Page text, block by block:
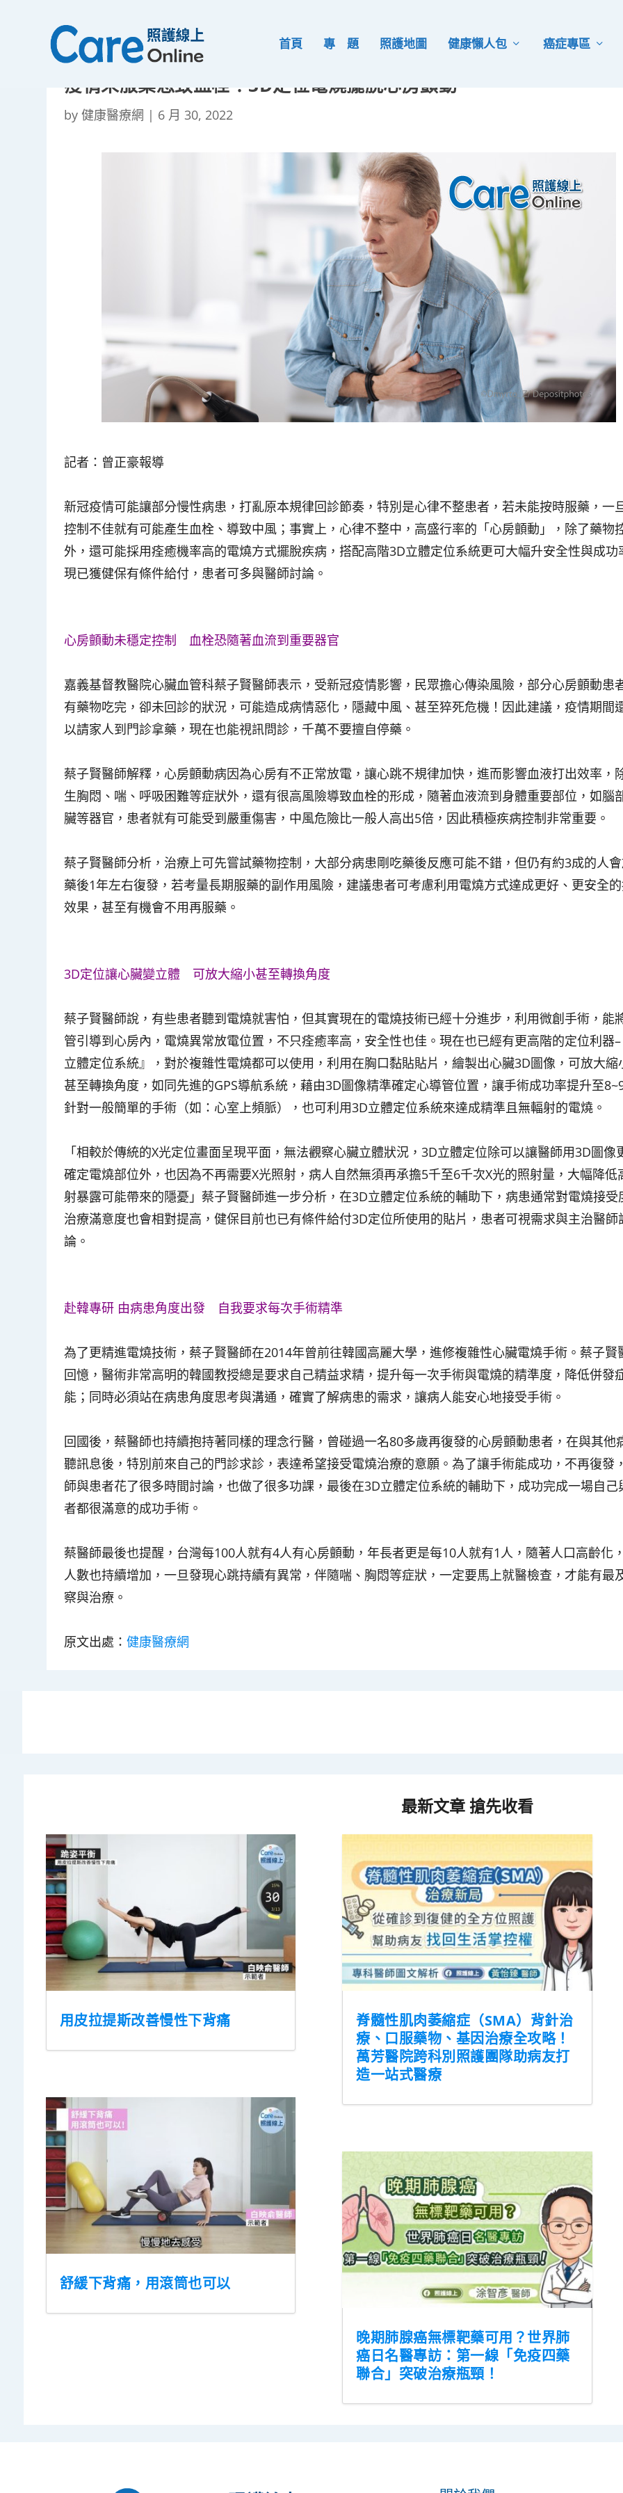
首頁 專 題 照護地圖 健康懶人包 癌症專區
疫情未服藥恐致血栓！3D定位電燒擺脫心房顫動
by健康醫療網 | 6 月 30, 2022
記者：曾正豪報導
新冠疫情可能讓部分慢性病患，打亂原本規律回診節奏，特別是心律不整患者，若未能按時服藥，一
控制不佳就有可能產生血栓、導致中風；事實上，心律不整中，高盛行率的「心房顫動」，除了藥物
外，還可能採用痊癒機率高的電燒方式擺脫疾病，搭配高階3D立體定位系統更可大幅升安全性與成功
現已獲健保有條件給付，患者可多與醫師討論。
心房顫動未穩定控制 血栓恐隨著血流到重要器官
嘉義基督教醫院心臟血管科蔡子賢醫師表示，受新冠疫情影響，民眾擔心傳染風險，部分心房顫動患
有藥物吃完，卻未回診的狀況，可能造成病情惡化，隱藏中風、甚至猝死危機！因此建議，疫情期間
以請家人到門診拿藥，現在也能視訊問診，千萬不要擅自停藥。
蔡子賢醫師解釋，心房顫動病因為心房有不正常放電，讓心跳不規律加快，進而影響血液打出效率，
生胸悶、喘、呼吸困難等症狀外，還有很高風險導致血栓的形成，隨著血液流到身體重要部位，如腦
臟等器官，患者就有可能受到嚴重傷害，中風危險比一般人高出5倍，因此積極疾病控制非常重要。
蔡子賢醫師分析，治療上可先嘗試藥物控制，大部分病患剛吃藥後反應可能不錯，但仍有約3成的人
藥後1年左右復發，若考量長期服藥的副作用風險，建議患者可考慮利用電燒方式達成更好、更安全
效果，甚至有機會不用再服藥。
3D定位讓心臟變立體 可放大縮小甚至轉換角度
蔡子賢醫師說，有些患者聽到電燒就害怕，但其實現在的電燒技術已經十分進步，利用微創手術，能
管引導到心房內，電燒異常放電位置，不只痊癒率高，安全性也佳。現在也已經有更高階的定位利器
立體定位系統』，對於複雜性電燒都可以使用，利用在胸口黏貼貼片，繪製出心臟3D圖像，可放大縮
甚至轉換角度，如同先進的GPS導航系統，藉由3D圖像精準確定心導管位置，讓手術成功率提升至
針對一般簡單的手術（如：心室上頻脈），也可利用3D立體定位系統來達成精準且無輻射的電燒。
「相較於傳統的X光定位畫面呈現平面，無法觀察心臟立體狀況，3D立體定位除可以讓醫師用3D圖像
確定電燒部位外，也因為不再需要X光照射，病人自然無須再承擔5千至6千次X光的照射量，大幅降低
射暴露可能帶來的隱憂」蔡子賢醫師進一步分析，在3D立體定位系統的輔助下，病患通常對電燒接受
治療滿意度也會相對提高，健保目前也已有條件給付3D定位所使用的貼片，患者可視需求與主治醫師
論。
赴韓專研 由病患角度出發 自我要求每次手術精準
為了更精進電燒技術，蔡子賢醫師在2014年曾前往韓國高麗大學，進修複雜性心臟電燒手術。蔡子賢
回憶，醫術非常高明的韓國教授總是要求自己精益求精，提升每一次手術與電燒的精準度，降低併發
能；同時必須站在病患角度思考與溝通，確實了解病患的需求，讓病人能安心地接受手術。
回國後，蔡醫師也持續抱持著同樣的理念行醫，曾碰過一名80多歲再復發的心房顫動患者，在與其他
聽訊息後，特別前來自己的門診求診，表達希望接受電燒治療的意願。為了讓手術能成功，不再復發
師與患者花了很多時間討論，也做了很多功課，最後在3D立體定位系統的輔助下，成功完成一場自己
者都很滿意的成功手術。
蔡醫師最後也提醒，台灣每100人就有4人有心房顫動，年長者更是每10人就有1人，隨著人口高齡化
人數也持續增加，一旦發現心跳持續有異常，伴隨喘、胸悶等症狀，一定要馬上就醫檢查，才能有最
察與治療。
原文出處：健康醫療網
最新文章 搶先收看
用皮拉提斯改善慢性下背痛
舒緩下背痛，用滾筒也可以
脊髓性肌肉萎縮症（SMA）背針治
療、口服藥物、基因治療全攻略！
萬芳醫院跨科別照護團隊助病友打
造一站式醫療
晚期肺腺癌無標靶藥可用？世界肺
癌日名醫專訪：第一線「免疫四藥
聯合」突破治療瓶頸！